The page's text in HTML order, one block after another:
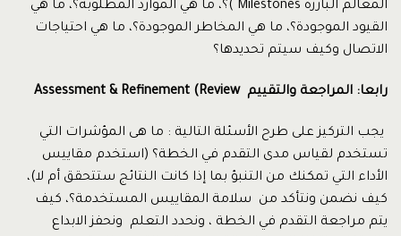
المعالم البارزة Milestones )؟، ما هي الموارد المطلوبة؟، ما هي
القيود الموجودة؟، ما هي المخاطر الموجودة؟، ما هي احتياجات
الاتصال وكيف سيتم تحديدها؟
رابعا: المراجعة والتقييمAssessment & Refinement (Review
يجب التركيز على طرح الأسئلة التالية : ما هى المؤشرات التي
تستخدم لقياس مدى التقدم في الخطة؟ (استخدم مقاييس
الأداء التي تمكنك من التنبؤ بما إذا كانت النتائج ستتحقق أم لا)،
كيف نضمن ونتأكد من سلامة المقاييس المستخدمة؟، كيف
يتم مراجعة التقدم في الخطة ، ونحدد التعلم ونحفز الابداع